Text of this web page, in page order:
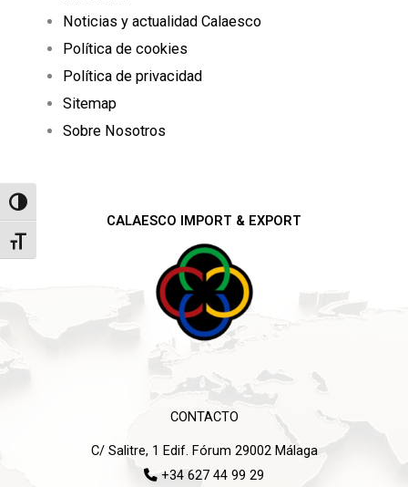
Alternar alto contraste
Alternar tamaño de letra
Noticias y actualidad Calaesco
Política de cookies
Política de privacidad
Sitemap
Sobre Nosotros
CALAESCO IMPORT & EXPORT
CONTACTO
C/ Salitre, 1 Edif. Fórum 29002 Málaga
+34 627 44 99 29